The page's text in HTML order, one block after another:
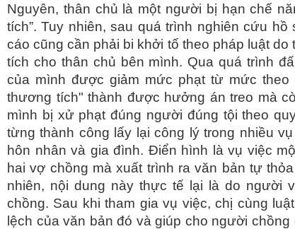
Nguyên, thân chủ là một người bị hạn chế
tích”. Tuy nhiên, sau quá trình nghiên cứu
cáo cũng cần phải bi khởi tố theo pháp luật
tích cho thân chủ bên mình. Qua quá trình
của mình được giảm mức phạt từ mức
thương tích" thành được hưởng án treo mà
mình bị xử phạt đúng người đúng tội theo
từng thành công lấy lại công lý trong nhiều
hôn nhân và gia đình. Điển hình là vụ việc
hai vợ chồng mà xuất trình ra văn bản tự
nhiên, nội dung này thực tế lại là do người
chồng. Sau khi tham gia vụ việc, chị cùng
lệch của văn bản đó và giúp cho người